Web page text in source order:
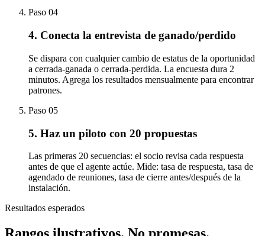
Paso 04
4. Conecta la entrevista de ganado/perdido
Se dispara con cualquier cambio de estatus de la oportunidad
a cerrada-ganada o cerrada-perdida. La encuesta dura 2
minutos. Agrega los resultados mensualmente para encontrar
patrones.
Paso 05
5. Haz un piloto con 20 propuestas
Las primeras 20 secuencias: el socio revisa cada respuesta
antes de que el agente actúe. Mide: tasa de respuesta, tasa de
agendado de reuniones, tasa de cierre antes/después de la
instalación.
Resultados esperados